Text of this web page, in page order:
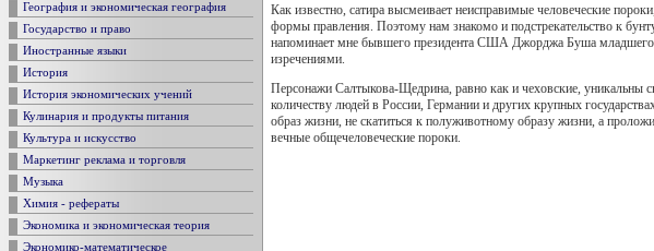
География и экономическая география
Государство и право
Иностранные языки
История
История экономических учений
Кулинария и продукты питания
Культура и искусство
Маркетинг реклама и торговля
Музыка
Химия - рефераты
Экономика и экономическая теория
Экономико-математическое
Как известно, сатира высмеивает неисправимые человеческие
формы правления. Поэтому нам знакомо и подстрекательство к
напоминает мне бывшего президента США Джорджа Буша
изречениями.
Персонажи Салтыкова-Щедрина, равно как и чеховские, уникальны
количеству людей в России, Германии и других крупных
образ жизни, не скатиться к полуживотному образу жизни, а
вечные общечеловеческие пороки.